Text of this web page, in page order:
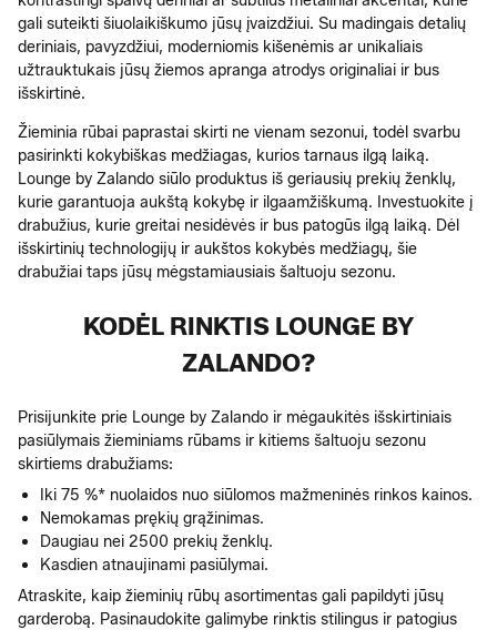
gali suteikti šiuolaikiškumo jūsų įvaizdžiui. Su madingais detalių
deriniais, pavyzdžiui, moderniomis kišenėmis ar unikaliais
užtrauktukais jūsų žiemos apranga atrodys originaliai ir bus
išskirtinė.
Žieminia rūbai paprastai skirti ne vienam sezonui, todėl svarbu
pasirinkti kokybiškas medžiagas, kurios tarnaus ilgą laiką.
Lounge by Zalando siūlo produktus iš geriausių prekių ženklų,
kurie garantuoja aukštą kokybę ir ilgaamžiškumą. Investuokite į
drabužius, kurie greitai nesidėvės ir bus patogūs ilgą laiką. Dėl
išskirtinių technologijų ir aukštos kokybės medžiagų, šie
drabužiai taps jūsų mėgstamiausiais šaltuoju sezonu.
KODĖL RINKTIS LOUNGE BY
ZALANDO?
Prisijunkite prie Lounge by Zalando ir mėgaukitės išskirtiniais
pasiūlymais žieminiams rūbams ir kitiems šaltuoju sezonu
skirtiems drabužiams:
Iki 75 %* nuolaidos nuo siūlomos mažmeninės rinkos kainos.
Nemokamas prękių grąžinimas.
Daugiau nei 2500 prekių ženklų.
Kasdien atnaujinami pasiūlymai.
Atraskite, kaip žieminių rūbų asortimentas gali papildyti jūsų
garderobą. Pasinaudokite galimybe rinktis stilingus ir patogius